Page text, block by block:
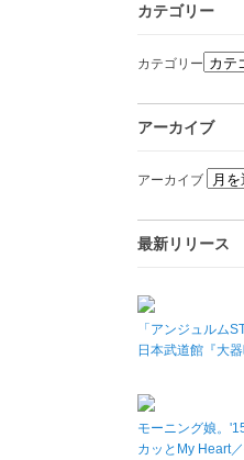
カテゴリー
カテゴリー
アーカイブ
アーカイブ
最新リリース
「アンジュルム
日本武道館『大
モーニング娘。
カッとMy Heart